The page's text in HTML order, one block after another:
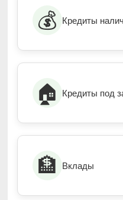
💰 Кредиты
🏠 Кредиты под
🏦 Вклады